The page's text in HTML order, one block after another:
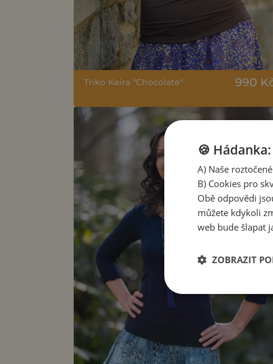
Triko Keira "Chocolate" 990
🍪
A) Naše
B) Cookies pro
Obě odpovědi
můžete kdykoli
web bude šlapat
ZOBRAZIT